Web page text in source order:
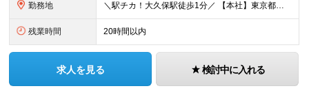
勤務地 ＼駅チカ！大久保駅徒歩1分／ 【本社】東京都新宿区百人町1-16-7新陶ビル1F 現場は主に東京23区。オフィスから行きやすい場所がほとんどです。 一部横浜市や市川市などの現場もありますが、遠方出張は
残業時間 20時間以内
求人を見る 検討中に入れる